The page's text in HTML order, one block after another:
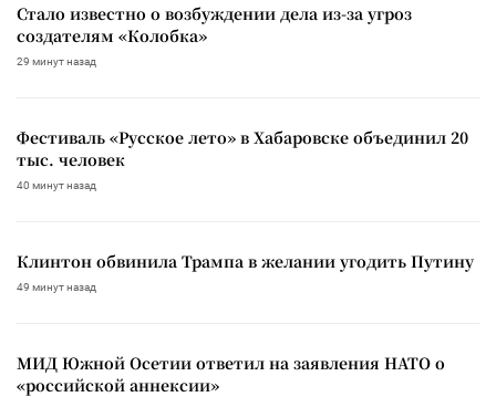
Стало известно о возбуждении дела из-за угроз
создателям «Колобка»
29 минут назад
Фестиваль «Русское лето» в Хабаровске объединил 20
тыс. человек
40 минут назад
Клинтон обвинила Трампа в желании угодить Путину
49 минут назад
МИД Южной Осетии ответил на заявления НАТО о
«российской аннексии»